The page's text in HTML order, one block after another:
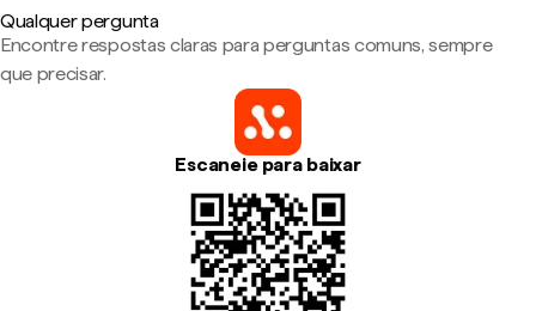
Qualquer pergunta
Encontre respostas claras para perguntas comuns, sempre
que precisar.
Escaneie para baixar